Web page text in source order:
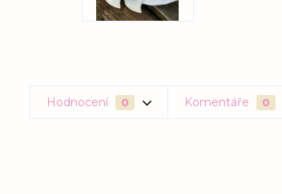
Hodnocení 0 Komentáře 0